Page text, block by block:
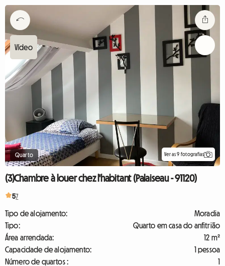
Quarto Ver as 9 fotografias
(3)Chambre à louer chez l'habitant (Palaiseau - 91120)
57
Tipo de alojamento:
Moradia
Tipo:
Quarto em casa do anfitrião
Área arrendada:
12 m²
Capacidade de alojamento:
1 pessoa
Número de quartos :
1